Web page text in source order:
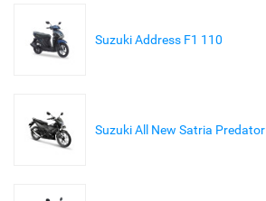
Suzuki Address F1 110
Suzuki All New Satria Predator